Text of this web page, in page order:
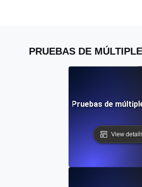
PRUEBAS DE
en la nube: Pruebas de
View